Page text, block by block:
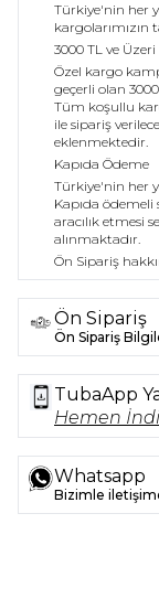
Türkiye'nin her
kargolarımızın
3000 TL ve
Özel kargo
geçerli olan
Tüm koşullu
ile sipariş
eklenmektedir.
Kapıda Ödeme
Türkiye'nin her
Kapıda
aracılık etmesi
alınmaktadır.
Ön Sipariş
Ön Sipariş
Ön Sipariş
TubaApp
Hemen
Whatsapp
Bizimle